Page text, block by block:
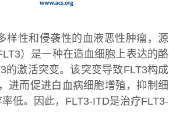
样性和侵袭性的血液恶性肿瘤，源
）是一种在造血细胞上表达的酪
的激活突变。该突变导致FLT3构成
进而促进白血病细胞增殖，抑制细
低。因此，FLT3-ITD是治疗FLT3-